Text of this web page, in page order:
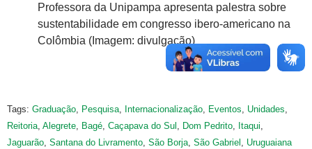
Professora da Unipampa apresenta palestra sobre
sustentabilidade em congresso ibero-americano na
Colômbia (Imagem: divulgação)
Tags: Graduação, Pesquisa, Internacionalização, Eventos, Unidades,
Reitoria, Alegrete, Bagé, Caçapava do Sul , Dom Pedrito, Itaqui,
Jaguarão, Santana do Livramento, São Borja, São Gabriel , Uruguaiana